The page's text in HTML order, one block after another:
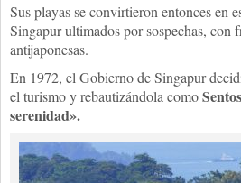
Sus playas se convirtieron entonces en
Singapur ultimados por sospechas, con
antijaponesas.
En 1972, el Gobierno de Singapur
el turismo y rebautizándola como
serenidad».